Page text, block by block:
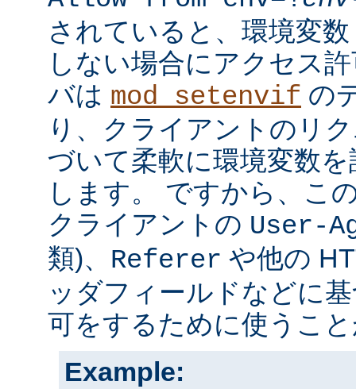
されていると、環境変数
しない場合にアクセス
バは mod_setenvif の
り、クライアントのリ
づいて柔軟に環境変数
します。 ですから、こ
クライアントの User-
類)、 Referer や他の
ッダフィールドなどに
可をするために使うこ
Example: